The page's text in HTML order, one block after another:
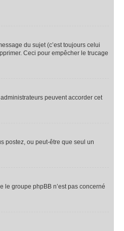
du sujet (c’est toujours celui
Ceci pour empêcher le trucage
peuvent accorder cet
postez, ou peut-être que seul un
le groupe phpBB n’est pas concerné